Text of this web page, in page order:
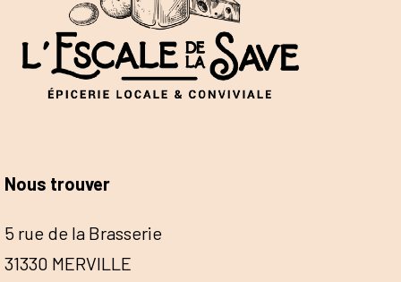
Nous trouver
5 rue de la Brasserie
31330 MERVILLE